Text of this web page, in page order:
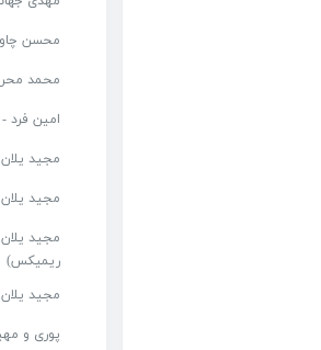
محسن
محمد
امین فرد
مجید یلان
مجید
مجید
ریمیکس)
مجید
پوری و